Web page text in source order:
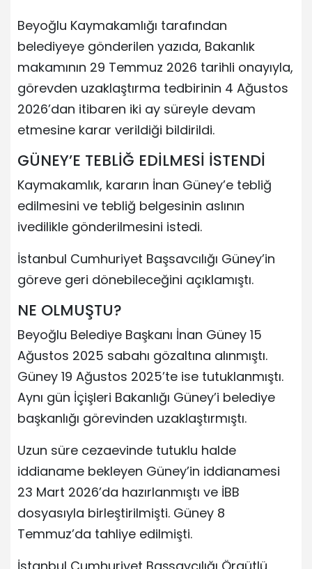
Beyoğlu Kaymakamlığı tarafından
belediyeye gönderilen yazıda, Bakanlık
makamının 29 Temmuz 2026 tarihli onayıyla,
görevden uzaklaştırma tedbirinin 4 Ağustos
2026’dan itibaren iki ay süreyle devam
etmesine karar verildiği bildirildi.
GÜNEY’E TEBLİĞ EDİLMESİ İSTENDİ
Kaymakamlık, kararın İnan Güney’e tebliğ
edilmesini ve tebliğ belgesinin aslının
ivedilikle gönderilmesini istedi.
İstanbul Cumhuriyet Başsavcılığı Güney’in
göreve geri dönebileceğini açıklamıştı.
NE OLMUŞTU?
Beyoğlu Belediye Başkanı İnan Güney 15
Ağustos 2025 sabahı gözaltına alınmıştı.
Güney 19 Ağustos 2025’te ise tutuklanmıştı.
Aynı gün İçişleri Bakanlığı Güney’i belediye
başkanlığı görevinden uzaklaştırmıştı.
Uzun süre cezaevinde tutuklu halde
iddianame bekleyen Güney’in iddianamesi
23 Mart 2026’da hazırlanmıştı ve İBB
dosyasıyla birleştirilmişti. Güney 8
Temmuz’da tahliye edilmişti.